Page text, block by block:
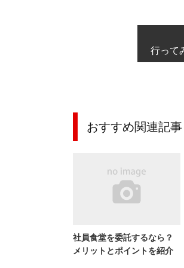
行って
おすすめ関連記事
社員食堂を委託するなら？
メリットとポイントを紹介